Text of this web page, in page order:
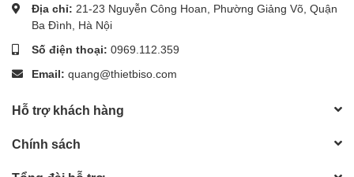
Địa chỉ: 21-23 Nguyễn Công Hoan, Phường Giảng Võ, Quận
Ba Đình, Hà Nội
Số điện thoại: 0969.112.359
Email: quang@thietbiso.com
Hỗ trợ khách hàng
Chính sách